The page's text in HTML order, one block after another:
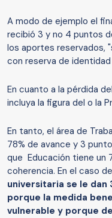
A modo de ejemplo el
recibió 3 y no 4 puntos
los aportes reservados,
con reserva de
En cuanto a la pérdida
incluya la figura del o la
En tanto, el área de
78% de avance y 3
que Educación tiene un
coherencia. En el caso
universitaria se le dan
porque la medida
vulnerable y porque